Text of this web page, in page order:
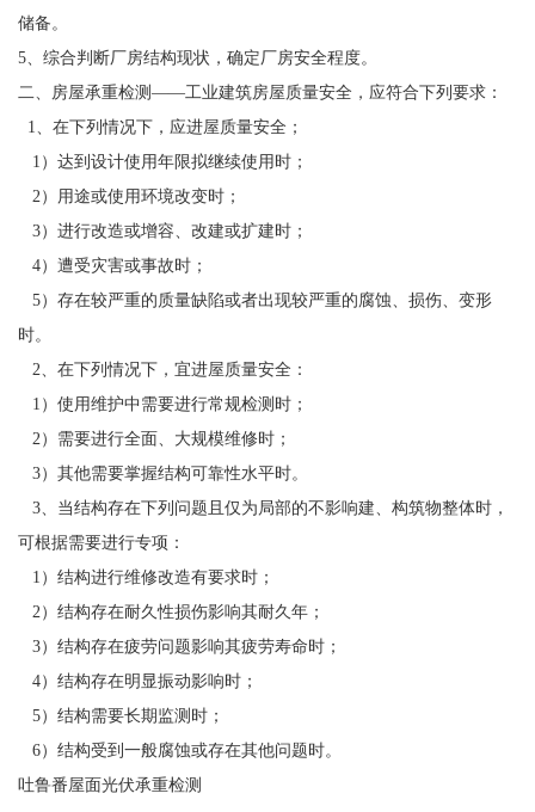
储备。
5、综合判断厂房结构现状，确定厂房安全程度。
二、房屋承重检测——工业建筑房屋质量安全，应符合下列要求：
1、在下列情况下，应进屋质量安全；
1）达到设计使用年限拟继续使用时；
2）用途或使用环境改变时；
3）进行改造或增容、改建或扩建时；
4）遭受灾害或事故时；
5）存在较严重的质量缺陷或者出现较严重的腐蚀、损伤、变形
时。
2、在下列情况下，宜进屋质量安全：
1）使用维护中需要进行常规检测时；
2）需要进行全面、大规模维修时；
3）其他需要掌握结构可靠性水平时。
3、当结构存在下列问题且仅为局部的不影响建、构筑物整体时，
可根据需要进行专项：
1）结构进行维修改造有要求时；
2）结构存在耐久性损伤影响其耐久年；
3）结构存在疲劳问题影响其疲劳寿命时；
4）结构存在明显振动影响时；
5）结构需要长期监测时；
6）结构受到一般腐蚀或存在其他问题时。
吐鲁番屋面光伏承重检测